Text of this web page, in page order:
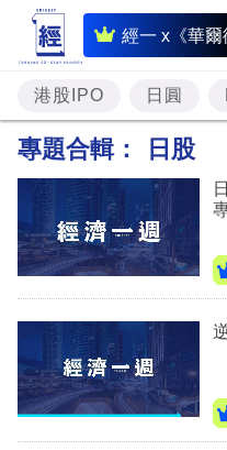
經一 x《華爾
即
時
財
經
題
投
資
樓
市
理
港股IPO 日圓
專題合輯： 日股